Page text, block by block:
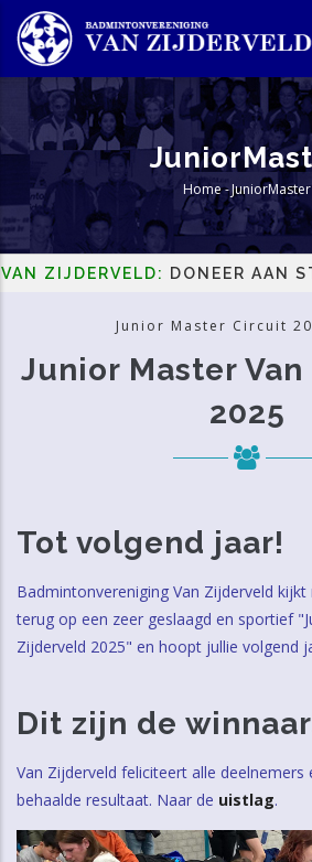
Overslaan
en
naar
inhoud
gaan
Home-JuniorMaster
DONEER AAN
Junior Master Circuit
Junior Master
2025
Tot volgend jaar!
Badmintonvereniging Van Zijderveld
terug op een zeer geslaagd en sportief
Zijderveld 2025" en hoopt jullie volgend
Dit zijn de
Van Zijderveld feliciteert alle
behaalde resultaat. Naar de uistlag.